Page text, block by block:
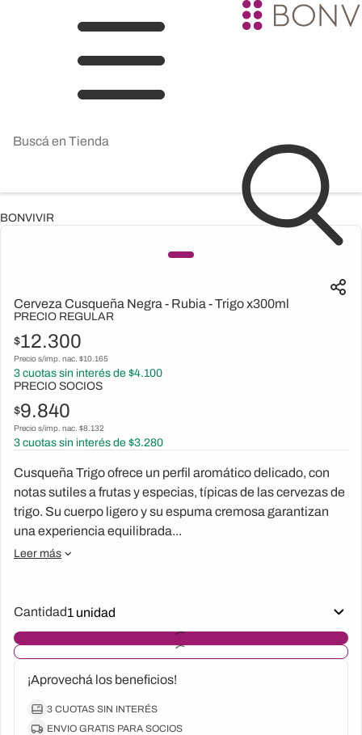
BONVIVIR
Cerveza Cusqueña Negra - Rubia - Trigo x300ml
PRECIO REGULAR
$12.300
Precio s/imp. nac. $10.165
3 cuotas sin interés de $4.100
PRECIO SOCIOS
$9.840
Precio s/imp. nac. $8.132
3 cuotas sin interés de $3.280
Cusqueña Trigo ofrece un perfil aromático delicado, con
notas sutiles a frutas y especias, típicas de las cervezas de
trigo. Su cuerpo ligero y su espuma cremosa garantizan
una experiencia equilibrada...
Leer más
¡Aprovechá los beneficios!
3 CUOTAS SIN INTERÉS
ENVIO GRATIS PARA SOCIOS
Cantidad